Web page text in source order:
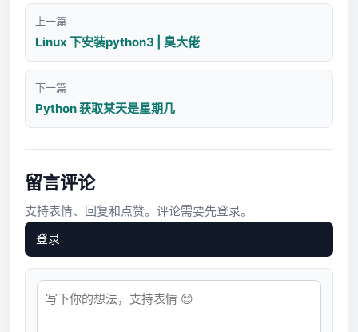
上一篇
Linux 下安装python3 | 臭大佬
下一篇
Python 获取某天是星期几
留言评论
支持表情、回复和点赞。评论需要先登录。
登录